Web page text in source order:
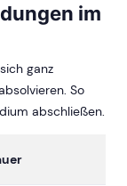
im
ganz
So
abschließen.